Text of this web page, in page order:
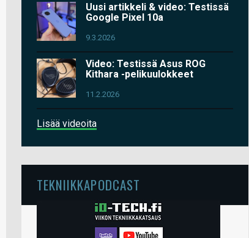
Uusi artikkeli & video: Testissä
Google Pixel 10a
9.3.2026
Video: Testissä Asus ROG
Kithara -pelikuulokkeet
11.2.2026
Lisää videoita
TEKNIIKKAPODCAST